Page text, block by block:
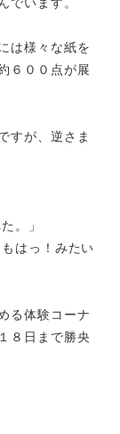
は様々な紙を
６００点が展
すが、逆さま
。」
はっ！みたい
る体験コーナ
８日まで勝央